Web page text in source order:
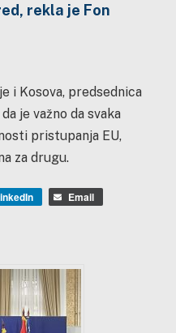
rekla je Fon
i Kosova, predsednica
je važno da svaka
pristupanja EU,
za drugu.
Email